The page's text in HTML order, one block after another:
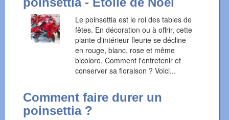
Le poinsettia est le roi des tables de
fêtes. En décoration ou à offrir, cette
plante d'intérieur fleurie se décline
en rouge, blanc, rose et même
bicolore. Comment l'entretenir et
conserver sa floraison ? Voici...
Comment faire durer un
poinsettia ?